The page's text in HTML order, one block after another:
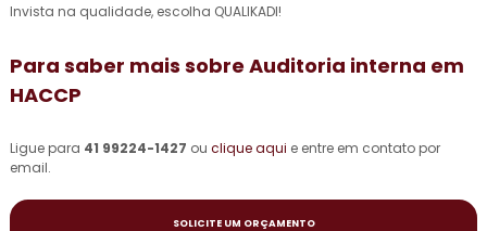
Invista na qualidade, escolha QUALIKADI!
Para saber mais sobre Auditoria interna em
HACCP
Ligue para 41 99224-1427 ou clique aqui e entre em contato por
email.
SOLICITE UM ORÇAMENTO